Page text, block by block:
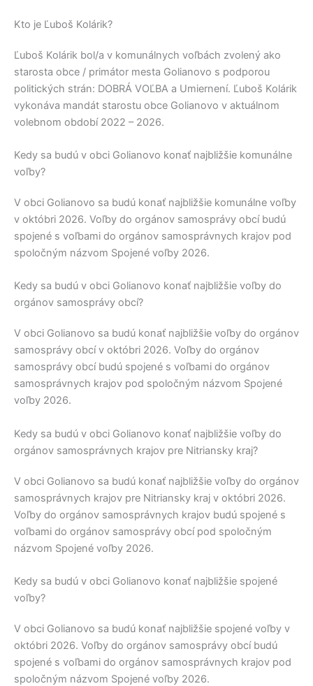
Kto je Ľuboš Kolárik?
Ľuboš Kolárik bol/a v komunálnych voľbách zvolený ako
starosta obce / primátor mesta Golianovo s podporou
politických strán: DOBRÁ VOĽBA a Umiernení. Ľuboš Kolárik
vykonáva mandát starostu obce Golianovo v aktuálnom
volebnom období 2022 – 2026.
Kedy sa budú v obci Golianovo konať najbližšie komunálne
voľby?
V obci Golianovo sa budú konať najbližšie komunálne voľby
v októbri 2026. Voľby do orgánov samosprávy obcí budú
spojené s voľbami do orgánov samosprávnych krajov pod
spoločným názvom Spojené voľby 2026.
Kedy sa budú v obci Golianovo konať najbližšie voľby do
orgánov samosprávy obcí?
V obci Golianovo sa budú konať najbližšie voľby do orgánov
samosprávy obcí v októbri 2026. Voľby do orgánov
samosprávy obcí budú spojené s voľbami do orgánov
samosprávnych krajov pod spoločným názvom Spojené
voľby 2026.
Kedy sa budú v obci Golianovo konať najbližšie voľby do
orgánov samosprávnych krajov pre Nitriansky kraj?
V obci Golianovo sa budú konať najbližšie voľby do orgánov
samosprávnych krajov pre Nitriansky kraj v októbri 2026.
Voľby do orgánov samosprávnych krajov budú spojené s
voľbami do orgánov samosprávy obcí pod spoločným
názvom Spojené voľby 2026.
Kedy sa budú v obci Golianovo konať najbližšie spojené
voľby?
V obci Golianovo sa budú konať najbližšie spojené voľby v
októbri 2026. Voľby do orgánov samosprávy obcí budú
spojené s voľbami do orgánov samosprávnych krajov pod
spoločným názvom Spojené voľby 2026.